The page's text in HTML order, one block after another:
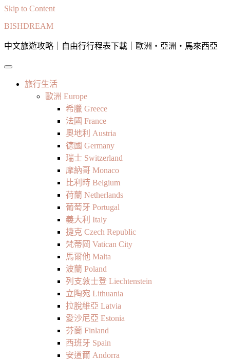
Skip to Content
BISHDREAM
中文旅遊攻略｜自由行行程表下載｜歐洲・亞洲・馬來西亞
旅行生活
歐洲 Europe
希臘 Greece
法國 France
奧地利 Austria
德國 Germany
瑞士 Switzerland
摩納哥 Monaco
比利時 Belgium
荷蘭 Netherlands
葡萄牙 Portugal
義大利 Italy
捷克 Czech Republic
梵蒂岡 Vatican City
馬爾他 Malta
波蘭 Poland
列支敦士登 Liechtenstein
立陶宛 Lithuania
拉脫維亞 Latvia
愛沙尼亞 Estonia
芬蘭 Finland
西班牙 Spain
安道爾 Andorra